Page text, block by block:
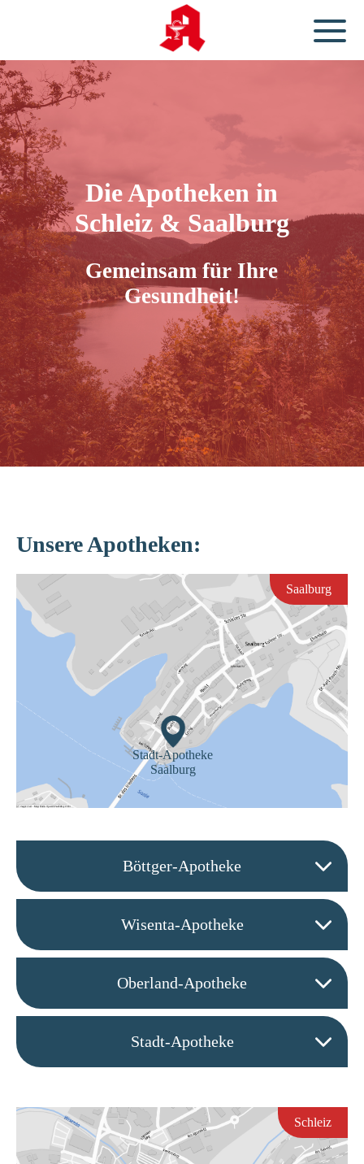
Die Apotheken in
Schleiz & Saalburg
Gemeinsam für Ihre
Gesundheit!
Unsere Apotheken:
Saalburg
Stadt-Apotheke
Saalburg
Böttger-Apotheke
Wisenta-Apotheke
Oberland-Apotheke
Stadt-Apotheke
Schleiz